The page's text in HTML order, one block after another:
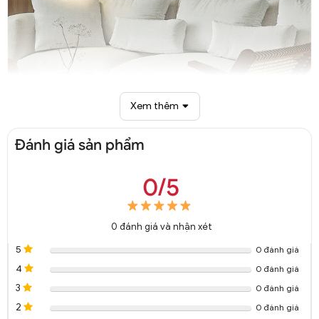
Đèn thả LED đơn giản trang trí DTT 4448A
Xem thêm
Đánh giá sản phẩm
0/5
0 đánh giá và nhận xét
5
0 đánh giá
4 0 đánh giá
3 0 đánh giá
2 0 đánh giá